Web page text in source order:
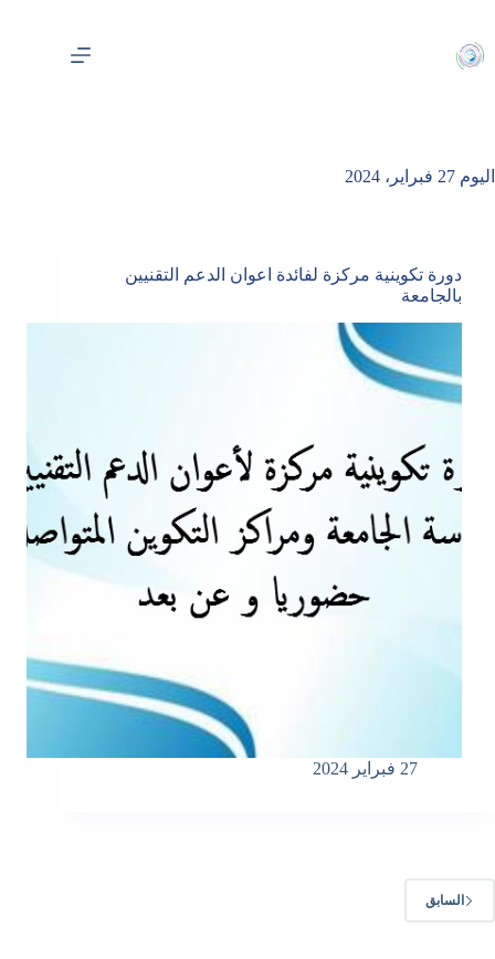
المحتوى
اليوم
دورة تكوينية مركزة لفائدة اعوان الدعم التقنيين
بالجامعة
27 فبراير 2024
السابق